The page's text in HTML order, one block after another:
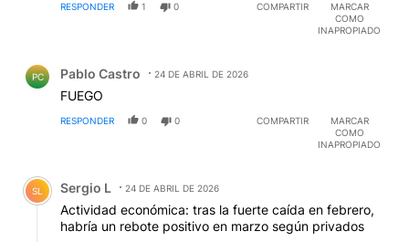
RESPONDER 1 0 COMPARTIR
MARCAR
COMO
INAPROPIADO
PC Pablo Castro 24 DE ABRIL DE 2026
FUEGO
RESPONDER 0 0 COMPARTIR
MARCAR
COMO
INAPROPIADO
Comentario de Sergio L.
SL Sergio L 24 DE ABRIL DE 2026
Actividad económica: tras la fuerte caída en febrero,
habría un rebote positivo en marzo según privados